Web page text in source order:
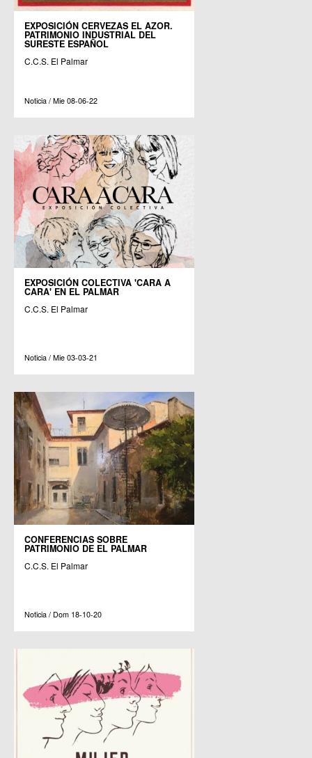
EXPOSICIÓN CERVEZAS EL AZOR.
PATRIMONIO INDUSTRIAL DEL
SURESTE ESPAÑOL
C.C.S. El Palmar
Noticia / Mie 08-06-22
EXPOSICIÓN COLECTIVA 'CARA A
CARA' EN EL PALMAR
C.C.S. El Palmar
Noticia / Mie 03-03-21
CONFERENCIAS SOBRE
PATRIMONIO DE EL PALMAR
C.C.S. El Palmar
Noticia / Dom 18-10-20